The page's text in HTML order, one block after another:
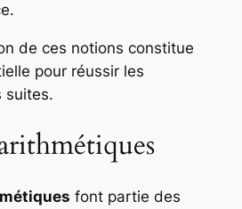
de ces notions constitue
pour réussir les
suites.
font partie des